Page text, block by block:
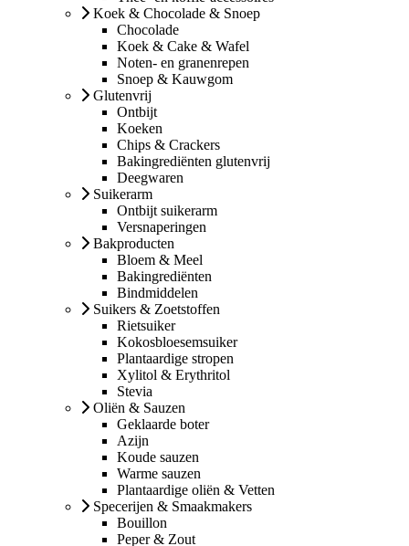
Koek & Chocolade & Snoep
Chocolade
Koek & Cake & Wafel
Noten- en granenrepen
Snoep & Kauwgom
Glutenvrij
Ontbijt
Koeken
Chips & Crackers
Bakingrediënten glutenvrij
Deegwaren
Suikerarm
Ontbijt suikerarm
Versnaperingen
Bakproducten
Bloem & Meel
Bakingrediënten
Bindmiddelen
Suikers & Zoetstoffen
Rietsuiker
Kokosbloesemsuiker
Plantaardige stropen
Xylitol & Erythritol
Stevia
Oliën & Sauzen
Geklaarde boter
Azijn
Koude sauzen
Warme sauzen
Plantaardige oliën & Vetten
Specerijen & Smaakmakers
Bouillon
Peper & Zout